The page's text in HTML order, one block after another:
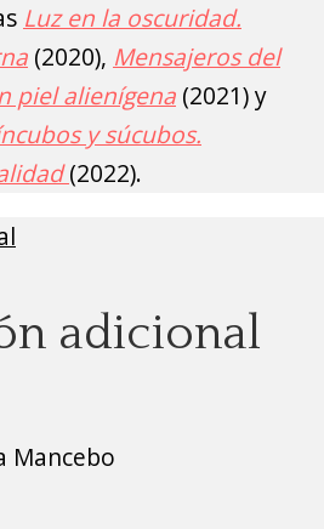
Luz en la oscuridad.
(2020), Mensajeros del
piel alienígena (2021) y
y súcubos.
(2022).
adicional
Mancebo